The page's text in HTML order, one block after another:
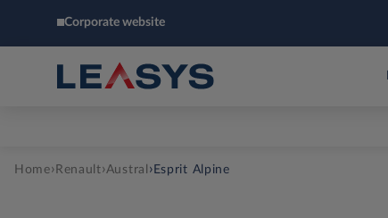
Corporate website
Home› Renault›Austral › Esprit Alpine